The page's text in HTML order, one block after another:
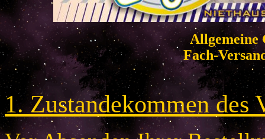
Allgemeine
Fach-
1. Zustandekommen des